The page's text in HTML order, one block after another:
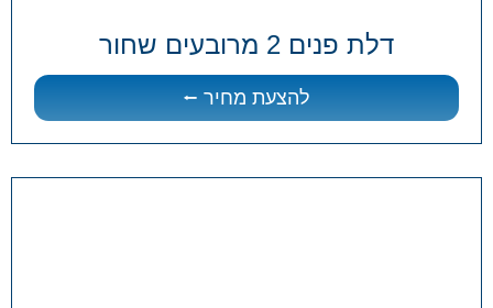
דלת פנים 2 מרובעים שחור
להצעת מחיר ⭠